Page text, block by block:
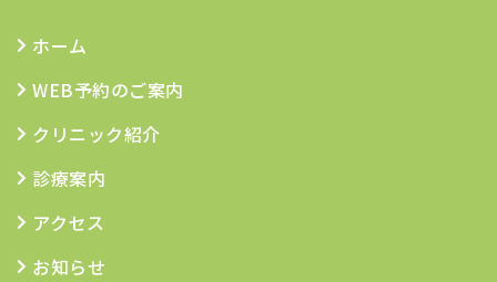
ホーム
WEB予約のご案内
クリニック紹介
診療案内
アクセス
お知らせ